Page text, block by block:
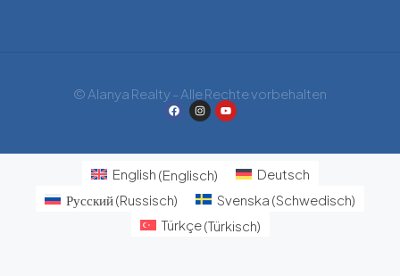
© Alanya Realty - Alle Rechte vorbehalten
English (Englisch)
Deutsch
Русский(Russisch) Svenska (Schwedisch)
Türkçe(Türkisch)